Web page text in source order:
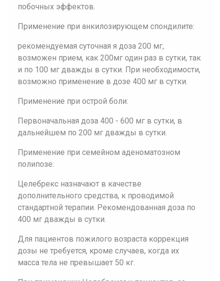
побочных эффектов.
Применение при анкилозирующем спондилите:
рекомендуемая суточная я доза 200 мг,
возможен прием, как 200мг один раз в сутки, так
и по 100 мг дважды в сутки. При необходимости,
возможно применение в дозе 400 мг в сутки.
Применение при острой боли:
Первоначальная доза 400 - 600 мг в сутки, в
дальнейшем по 200 мг дважды в сутки.
Применение при семейном аденоматозном
полипозе:
Целебрекс назначают в качестве
дополнительного средства, к проводимой
стандартной терапии. Рекомендованная доза по
400 мг дважды в сутки.
Для пациентов пожилого возраста коррекция
дозы не требуется, кроме случаев, когда их
масса тела не превышает 50 кг.